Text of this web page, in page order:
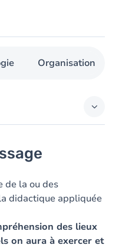
Organisation
de la ou des
didactique appliquée
des lieux
on aura à exercer et